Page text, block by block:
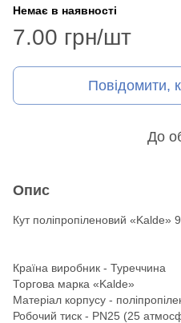
Немає в наявності
7.00 грн/шт
Повідомити,
До
Опис
Кут поліпропіленовий
Країна виробник - Туреччина
Торгова марка «Kalde»
Матеріал корпусу -
Робочий тиск - PN25 (25